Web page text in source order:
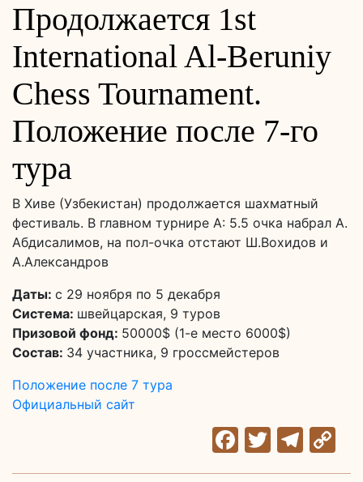
Продолжается 1st
International Al-Beruniy
Chess Tournament.
Положение после 7-го
тура
В Хиве (Узбекистан) продолжается шахматный
фестиваль. В главном турнире А: 5.5 очка набрал А.
Абдисалимов, на пол-очка отстают Ш.Вохидов и
А.Александров
Даты: с 29 ноября по 5 декабря
Система: швейцарская, 9 туров
Призовой фонд: 50000$ (1-е место 6000$)
Состав: 34 участника, 9 гроссмейстеров
Положение после 7 тура
Официальный сайт
Facebook
Twitter